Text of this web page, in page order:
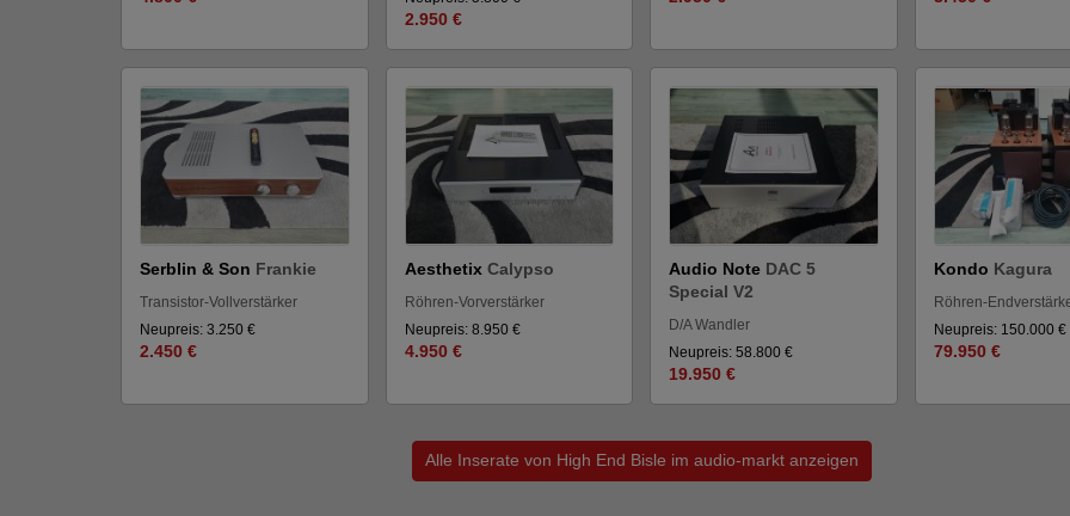
2.950 €
Serblin & Son Frankie
Transistor-Vollverstärker
Neupreis: 3.250 €
2.450 €
Aesthetix Calypso
Röhren-Vorverstärker
Neupreis: 8.950 €
4.950 €
Audio Note DAC 5
Special V2
D/A Wandler
Neupreis: 58.800 €
19.950 €
Kondo Kagura
Röhren-
Neupreis: 150.000 €
79.950 €
Alle Inserate von High End Bisle im audio-markt anzeigen